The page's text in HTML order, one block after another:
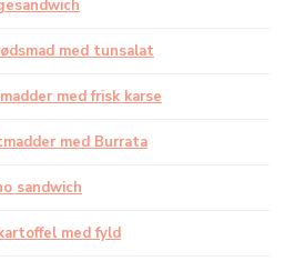
med tunsalat
med frisk karse
med Burrata
sandwich
med fyld